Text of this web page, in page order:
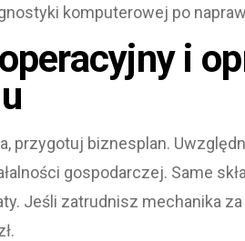
komputerowej po
i
przygotuj biznesplan.
gospodarczej. Same
Jeśli zatrudnisz mechanika